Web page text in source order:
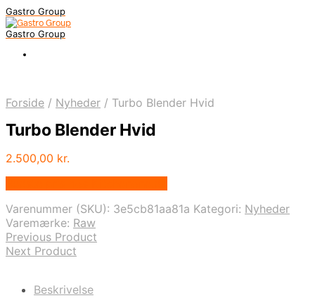
Gastro Group
Gastro Group
Forside / Nyheder / Turbo Blender Hvid
Turbo Blender Hvid
2.500,00 kr.
Varenummer (SKU): 3e5cb81aa81a Kategori: Nyheder
Varemærke: Raw
Previous Product
Next Product
Beskrivelse